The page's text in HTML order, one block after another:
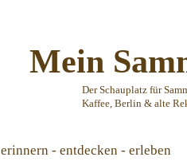
Mein
Der Schauplatz für
Kaffee, Berlin & alte
erinnern - entdecken - erleben